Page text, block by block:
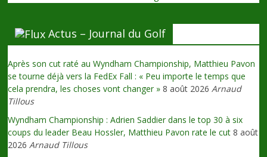
Actus – Journal du Golf
Après son cut raté au Wyndham Championship, Matthieu Pavon
se tourne déjà vers la FedEx Fall : « Peu importe le temps que
cela prendra, les choses vont changer » 8 août 2026 Arnaud
Tillous
Wyndham Championship : Adrien Saddier dans le top 30 à six
coups du leader Beau Hossler, Matthieu Pavon rate le cut 8 août
2026 Arnaud Tillous